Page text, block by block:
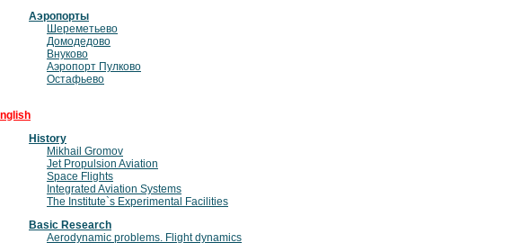
Аэропорты
Шереметьево
Домодедово
Внуково
Аэропорт Пулково
Остафьево
History
Mikhail Gromov
Jet Propulsion Aviation
Space Flights
Integrated Aviation Systems
The Institute`s Experimental Facilities
Basic Research
Aerodynamic problems. Flight dynamics